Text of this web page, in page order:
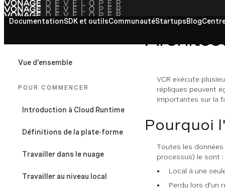
DocumentationSDK et outilsCommunautéStartupsBlog
Voir tous les documents
Vue d'ensemble
POUR COMMENCER
Introduction à Cloud Runtime
Définitions de la plate-forme
Travailler dans le nuage
Travailler au niveau local
VCR exécute
répliques peuvent
importantes sur la
Pourquoi
Toutes les
processus) le sont :
Local à une
Perdu lors d'un